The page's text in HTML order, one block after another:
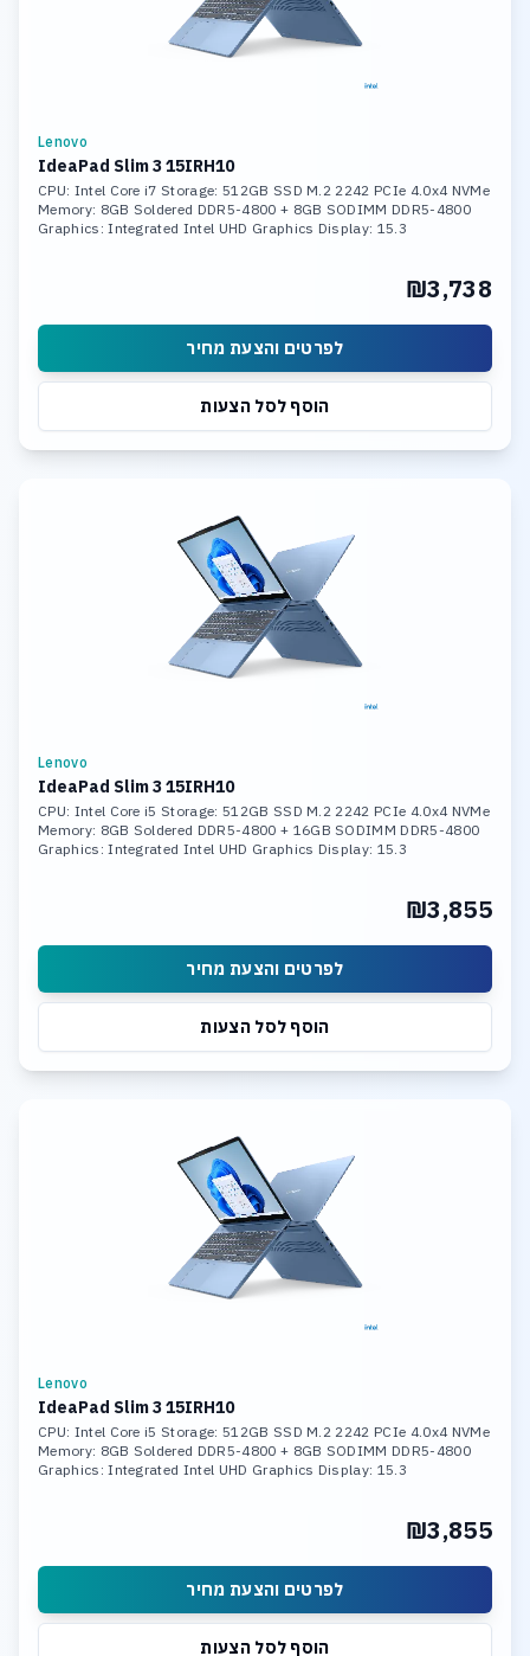
Lenovo
IdeaPad Slim 3 15IRH10
CPU: Intel Core i7 Storage: 512GB SSD M.2 2242 PCIe 4.0x4 NVMe
Memory: 8GB Soldered DDR5-4800 + 8GB SODIMM DDR5-4800
Graphics: Integrated Intel UHD Graphics Display: 15.3
₪3,738
לפרטים והצעת מחיר
הוסף לסל הצעות
Lenovo
IdeaPad Slim 3 15IRH10
CPU: Intel Core i5 Storage: 512GB SSD M.2 2242 PCIe 4.0x4 NVMe
Memory: 8GB Soldered DDR5-4800 + 16GB SODIMM DDR5-4800
Graphics: Integrated Intel UHD Graphics Display: 15.3
₪3,855
לפרטים והצעת מחיר
הוסף לסל הצעות
Lenovo
IdeaPad Slim 3 15IRH10
CPU: Intel Core i5 Storage: 512GB SSD M.2 2242 PCIe 4.0x4 NVMe
Memory: 8GB Soldered DDR5-4800 + 8GB SODIMM DDR5-4800
Graphics: Integrated Intel UHD Graphics Display: 15.3
₪3,855
לפרטים והצעת מחיר
הוסף לסל הצעות